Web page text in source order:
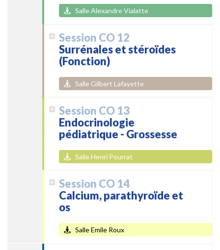
Salle Alexandre Vialatte
Session CO 12
Surrénales et stéroïdes
(Fonction)
Salle Gilbert Lafayette
Session CO 13
Endocrinologie
pédiatrique - Grossesse
Salle Henri Pourrat
Session CO 14
Calcium, parathyroïde et
os
Salle Emile Roux